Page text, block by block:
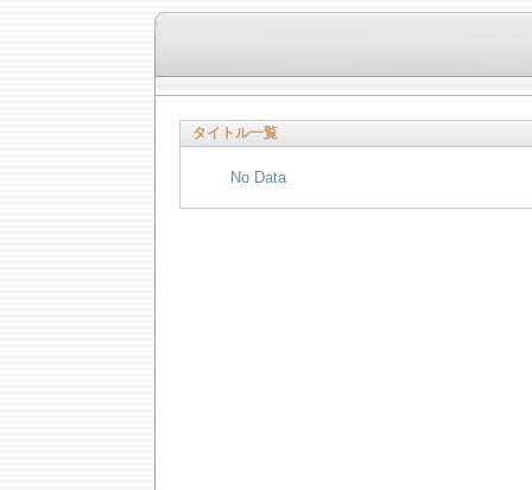
タイトル一覧
No Data